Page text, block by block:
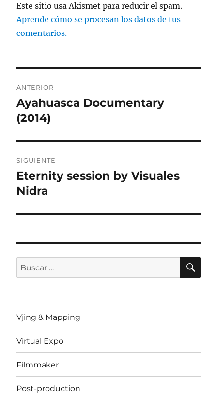
Este sitio usa Akismet para reducir el spam.
Aprende cómo se procesan los datos de tus
comentarios.
de
entradas
ANTERIOR
Entrada
anterior:
Ayahuasca Documentary
(2014)
SIGUIENTE
Entrada
siguiente:
Eternity session by Visuales
Nidra
Buscar
por:
Vjing & Mapping
Virtual Expo
Filmmaker
Post-production